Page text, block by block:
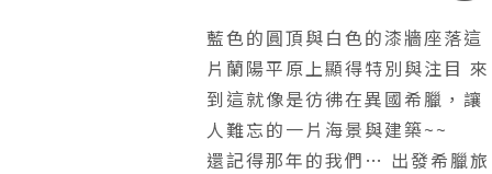
藍色的圓頂與白色的漆牆座落這
片蘭陽平原上顯得特別與注目 來
到這就像是彷彿在異國希臘，讓
人難忘的一片海景與建築~~
還記得那年的我們… 出發希臘旅